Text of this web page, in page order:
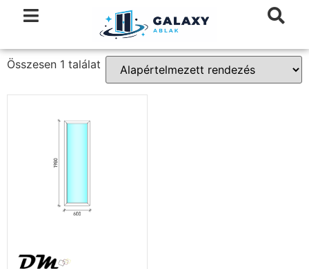
Összesen 1 találat